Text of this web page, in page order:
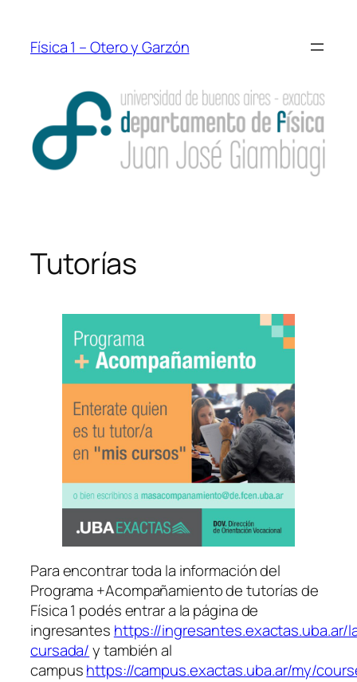
contenido
Física 1 – Otero y Garzón
Tutorías
Para encontrar toda la información del
Programa +Acompañamiento de tutorías de
Física 1 podés entrar a la página de
ingresantes https://ingresantes.exactas.uba.ar/
cursada/y también al
campushttps://campus.exactas.uba.ar/my/